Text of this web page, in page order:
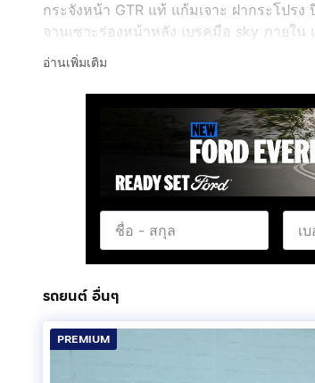
กระจังหน้า GTR แท้ แก้มเจาะ ฝากระโปร
จานเซาะร่องหน้าหลัง เบรคมือ sky ภายใ
มาลัย momo แม็กP1ขอบ17 แท้ 8-9 แอร์ดิ
เบอร์โทร xxxxxx864
อ่านเพิ่มเติม
รถยนต์ อื่นๆ
PREMIUM